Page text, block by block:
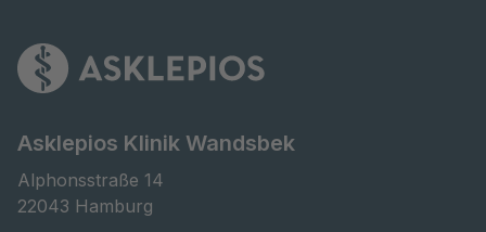
Asklepios Klinik Wandsbek
Alphonsstraße 14
22043 Hamburg